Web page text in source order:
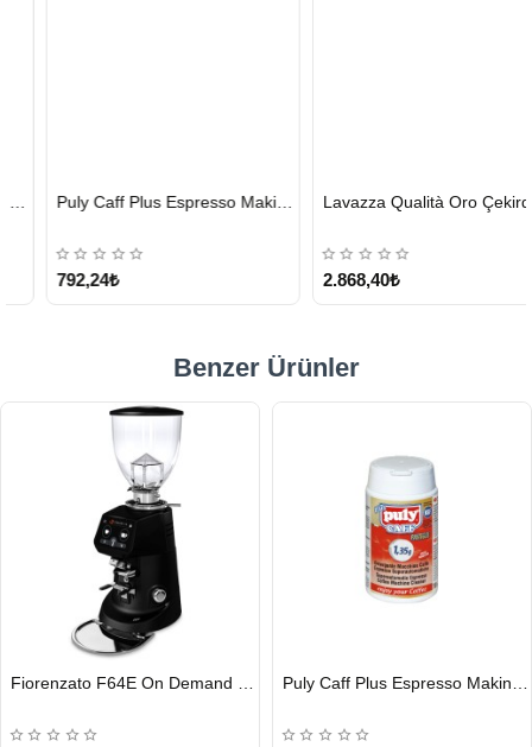
GÖNDERİ
Puly Caff Plus Espresso Makinesi Temizleyici Tablet 100 x 1.35 G
792,24₺
GÖNDERİ
Lavazza Qualità Oro Çekirdek Kahve 1 KG x 2
2.868,40₺
Benzer Ürünler
GÖNDERİ
GÖNDERİ